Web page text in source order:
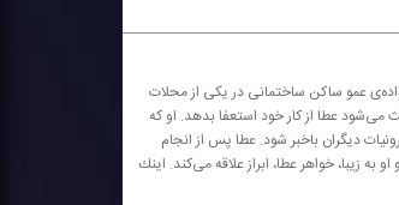
عمو ساكن ساختمانی در یكی از محلات
عطا از كار خود استعفا بدهد. او كه
دیگران باخبر شود. عطا پس از انجام
خواهر عطا، ابراز علاقه می‌كند. اینك